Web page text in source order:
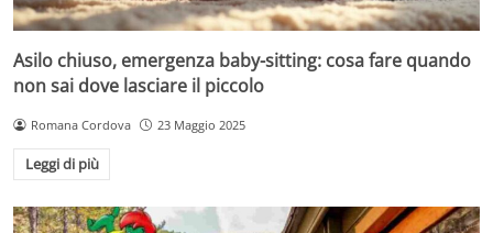
Asilo chiuso, emergenza baby-sitting: cosa fare quando
non sai dove lasciare il piccolo
Romana Cordova 23 Maggio 2025
Leggi di più